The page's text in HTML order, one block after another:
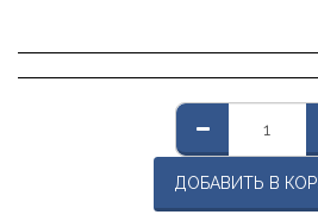
ДОБАВИТЬ В